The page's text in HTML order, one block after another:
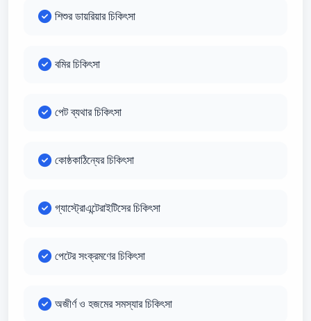
শিশুর ডায়রিয়ার চিকিৎসা
বমির চিকিৎসা
পেট ব্যথার চিকিৎসা
কোষ্ঠকাঠিন্যের চিকিৎসা
গ্যাস্ট্রোএন্টেরাইটিসের চিকিৎসা
পেটের সংক্রমণের চিকিৎসা
অজীর্ণ ও হজমের সমস্যার চিকিৎসা